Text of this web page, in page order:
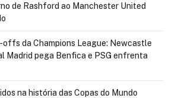
de Rashford ao Manchester United
da Champions League: Newcastle
Madrid pega Benfica e PSG enfrenta
na história das Copas do Mundo